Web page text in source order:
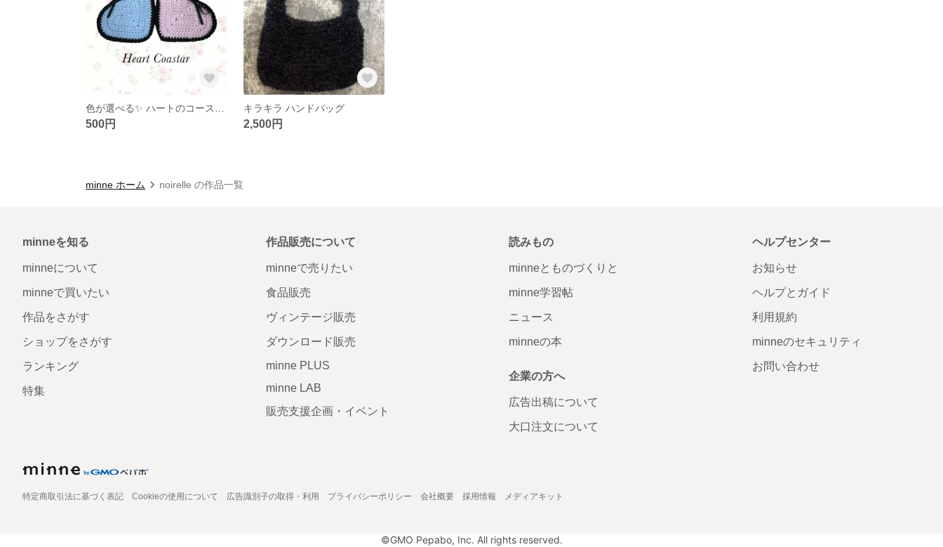
500円
キラキラ ハンドバッグ
2,500円
minne ホーム noirelle の作品一覧
minneを知る
minneについて
minneで買いたい
作品をさがす
ショップをさがす
ランキング
特集
作品販売について
minneで売りたい
食品販売
ヴィンテージ販売
ダウンロード販売
minne PLUS
minne LAB
販売支援企画・イベント
読みもの
minneとものづくりと
minne学習帖
ニュース
minneの本
企業の方へ
広告出稿について
大口注文について
ヘルプセンター
お知らせ
ヘルプとガイド
利用規約
minneのセキュリティ
お問い合わせ
特定商取引法に基づく表記 Cookieの使用について 広告識別子の取得・利用 プライバシーポリシー 会社概要 採用情報 メディアキット
©GMO Pepabo, Inc. All rights reserved.